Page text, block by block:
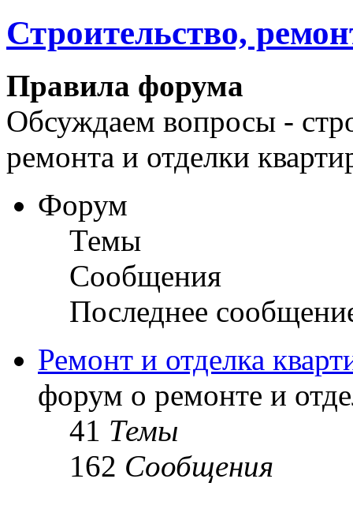
Строительство,
Правила форума
Обсуждаем вопросы -
ремонта и отделки
Форум
Темы
Сообщения
Последнее
Ремонт и отделка
форум о ремонте и
41 Темы
162 Сообщения